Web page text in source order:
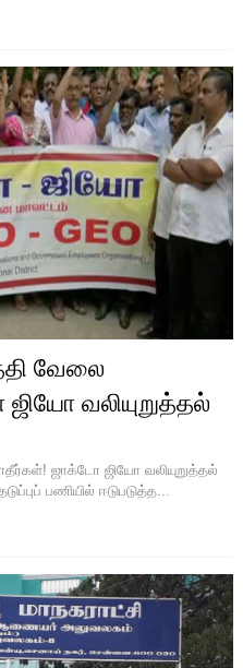
வேலை
வலியுறுத்தல்
ஜாக்டோ ஜியோ வலியுறுத்தல்
பணியில் ஈடுபடுத்த...